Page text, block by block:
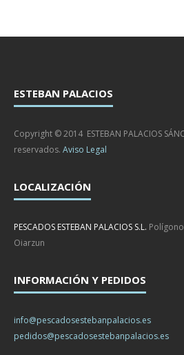
ESTEBAN PALACIOS
Copyright © 2014 ESTEBAN PALACIOS
reservados. Aviso Legal
LOCALIZACIÓN
PESCADOS ESTEBAN PALACIOS S.L.
Oiarzun
INFORMACIÓN Y PEDIDOS
info@pescadosestebanpalacios.es
pedidos@pescadosestebanpalacios.es